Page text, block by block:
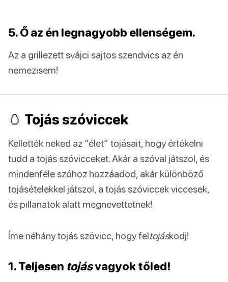
5. Ő az én legnagyobb ellenségem.
Az a grillezett svájci sajtos szendvics az én
nemezisem!
🥚 Tojás szóviccek
Kellették neked az “élet” tojásait, hogy értékelni
tudd a tojás szóvicceket. Akár a szóval játszol, és
mindenféle szóhoz hozzáadod, akár különböző
tojásételekkel játszol, a tojás szóviccek viccesek,
és pillanatok alatt megnevettetnek!
Íme néhány tojás szóvicc, hogy feltojáskodj!
1. Teljesen tojásvagyok tőled!